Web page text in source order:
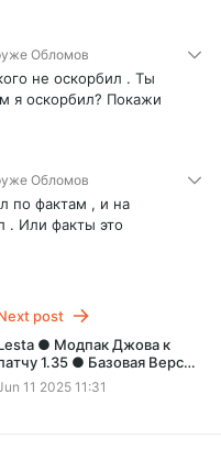
Обломов
не оскорбил . Ты
я оскорбил? Покажи
Обломов
по фактам , и на
. Или факты это
post
● Модпак Джова к
1.35 ● Базовая Версия
от 12 июня
11 2025 11:31